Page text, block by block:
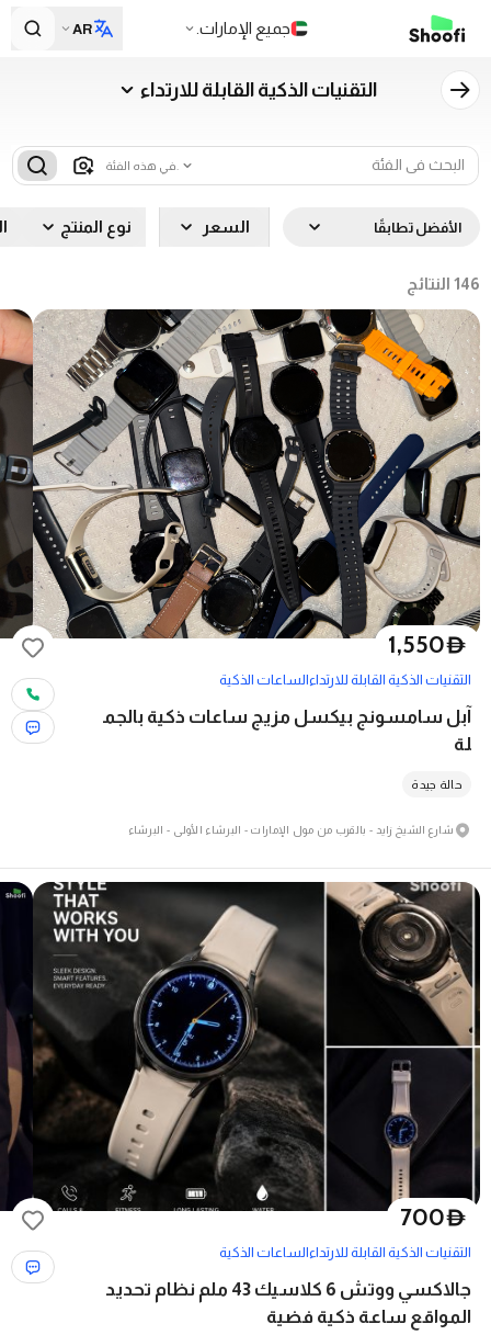
جميع الإمارات. AR
التقنيات الذكية القابلة للارتداء
الأفضل تطابقًا السعر نوع المنتج
146 النتائج
D
1,550
التقنيات الذكية القابلة للارتداءالساعات الذكية
آبل سامسونج بيكسل مزيج ساعات ذكية بالجم
لة
حالة جيدة
شارع الشيخ زايد - بالقرب من مول الإمارات - البرشاء الأولى - البرشاء
D
700
التقنيات الذكية القابلة للارتداءالساعات الذكية
جالاكسي ووتش 6 كلاسيك 43 ملم نظام تحديد
المواقع ساعة ذكية فضية